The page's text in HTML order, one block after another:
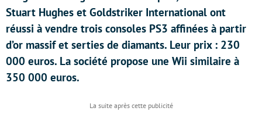
Stuart Hughes et Goldstriker International ont
réussi à vendre trois consoles PS3 affinées à partir
d’or massif et serties de diamants. Leur prix : 230
000 euros. La société propose une Wii similaire à
350 000 euros.